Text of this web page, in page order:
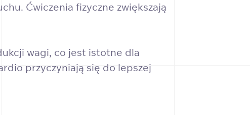
Ćwiczenia fizyczne zwiększają
wagi, co jest istotne dla
przyczyniają się do lepszej